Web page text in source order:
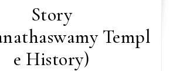
Story
Templ
e History)